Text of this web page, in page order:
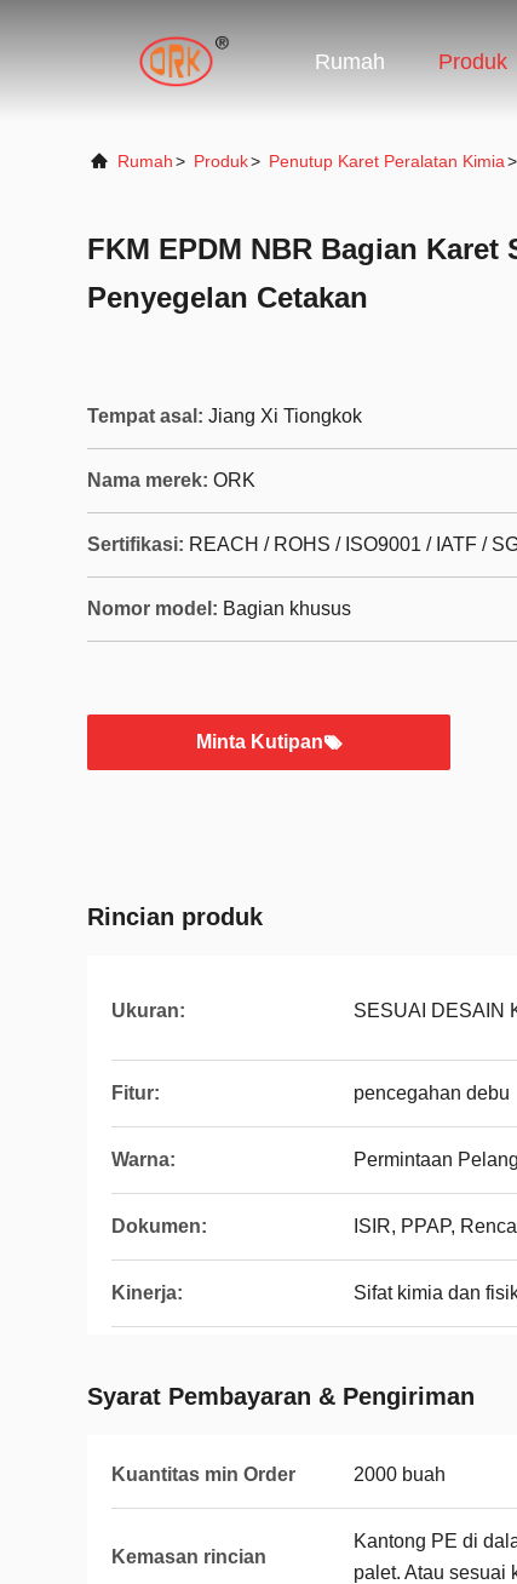
Rumah Produk
Rumah> Produk> Penutup Karet Peralatan Kimia>
FKM EPDM NBR Bagian
Penyegelan Cetakan
Tempat asal: Jiang Xi Tiongkok
Nama merek: ORK
Sertifikasi: REACH / ROHS / ISO9001 / IATF /
Nomor model: Bagian khusus
Minta Kutipan
Rincian produk
Ukuran: SESUAI DESAIN
Fitur: pencegahan debu
Warna: Permintaan
Dokumen: ISIR, PPAP,
Kinerja: Sifat kimia dan
Syarat Pembayaran & Pengiriman
Kuantitas min Order 2000 buah
Kemasan rincian
Kantong PE di
palet. Atau sesuai